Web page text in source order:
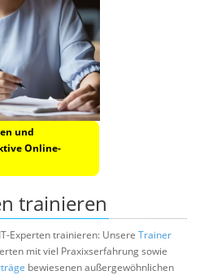
und
Online-
trainieren
Experten trainieren: Unsere Trainer
mit viel Praxixserfahrung sowie
bewiesenen außergewöhnlichen